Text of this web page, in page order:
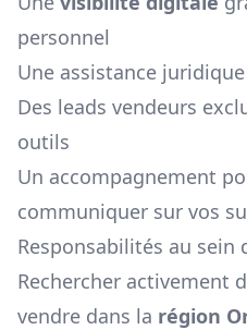
personnel
Une assistance juridique
Des leads vendeurs
outils
Un accompagnement
communiquer sur vos
Responsabilités au sein
Rechercher activement
vendre dans la région